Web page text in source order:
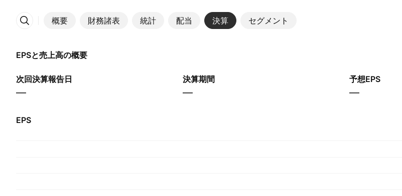
概要 財務諸表 統計 配当 決算 セグメント
その他
EPSと売上高の概要
次回決算報告日
—
決算期間
—
予想EPS
—
EPS